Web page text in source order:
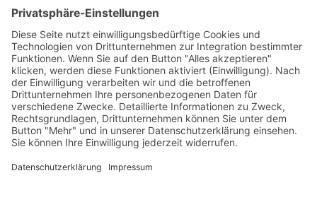
UNSERE ZERTIFIKATE